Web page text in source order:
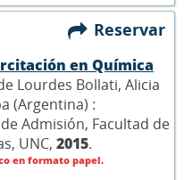
Reservar
en Química
Lourdes Bollati, Alicia
(Argentina) :
Admisión, Facultad de
UNC, 2015.
en formato papel.